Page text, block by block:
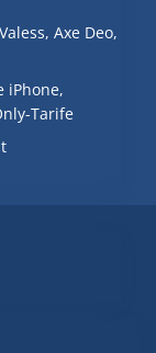
Axe Deo,
iPhone,
Tarife